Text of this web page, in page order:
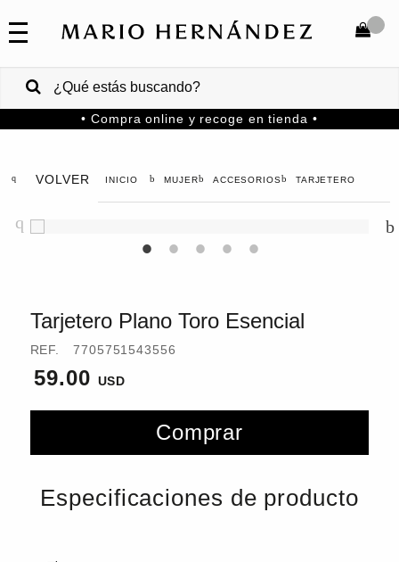
COLECCIONES
VENTAS
CORPORATIVAS
COMPRAR
• Compra online y recoge en tienda •
VOLVER MUJER ACCESORIOS TARJETERO
Tarjetero Plano Toro Esencial
REF. 7705751543556
59.00
Comprar
Especificaciones de producto